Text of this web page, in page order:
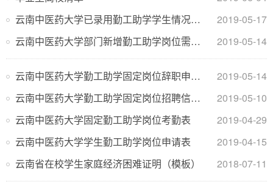
云南中医药大学已录用勤工助学学生情况统计表
2019-05-17
云南中医药大学部门新增勤工助学岗位需求表
2019-05-14
云南中医药大学勤工助学固定岗位辞职申请表
2019-05-14
云南中医药大学勤工助学固定岗位招聘信息登记表
2019-05-10
云南中医药大学固定勤工助学岗位考勤表
2019-04-29
云南中医药大学学生勤工助学岗位申请表
2019-04-15
云南省在校学生家庭经济困难证明（模板）
2018-07-11